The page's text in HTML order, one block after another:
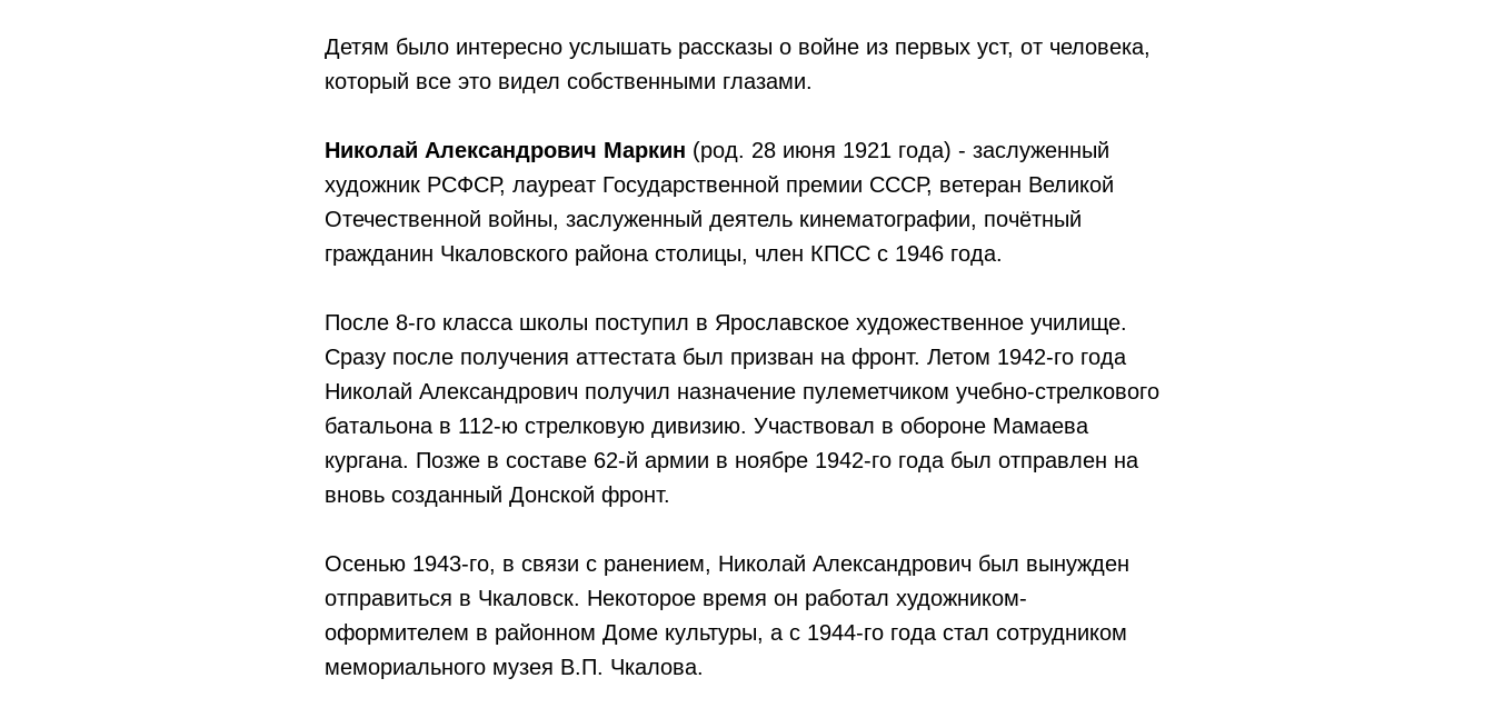
Детям было интересно услышать рассказы о войне из первых уст, от человека,
который все это видел собственными глазами.
Николай Александрович Маркин (род. 28 июня 1921 года) - заслуженный
художник РСФСР, лауреат Государственной премии СССР, ветеран Великой
Отечественной войны, заслуженный деятель кинематографии, почётный
гражданин Чкаловского района столицы, член КПСС с 1946 года.
После 8-го класса школы поступил в Ярославское художественное училище.
Сразу после получения аттестата был призван на фронт. Летом 1942-го года
Николай Александрович получил назначение пулеметчиком учебно-стрелкового
батальона в 112-ю стрелковую дивизию. Участвовал в обороне Мамаева
кургана. Позже в составе 62-й армии в ноябре 1942-го года был отправлен на
вновь созданный Донской фронт.
Осенью 1943-го, в связи с ранением, Николай Александрович был вынужден
отправиться в Чкаловск. Некоторое время он работал художником-
оформителем в районном Доме культуры, а с 1944-го года стал сотрудником
мемориального музея В.П. Чкалова.